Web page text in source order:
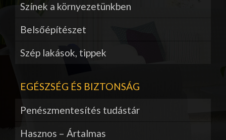
Színek a környezetünkben
Belsőépítészet
Szép lakások, tippek
EGÉSZSÉG ÉS BIZTONSÁG
Penészmentesítés tudástár
Hasznos – Ártalmas